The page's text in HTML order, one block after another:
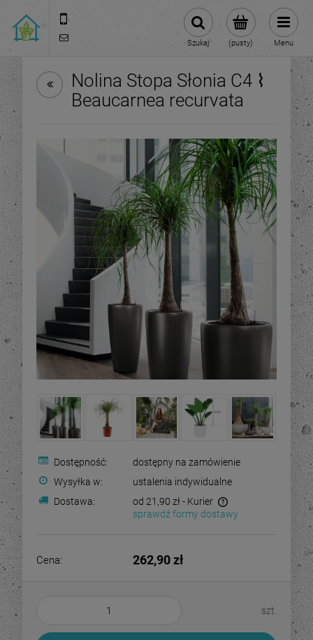
(pusty)
Szukaj Menu
Nolina Stopa Słonia C4 ⌇
Beaucarnea recurvata
Dostępność:
dostępny na zamówienie
Wysyłka w:
ustalenia indywidualne
Dostawa:
od 21,90 zł - Kurier
sprawdź formy dostawy
Cena: 262,90 zł
szt.